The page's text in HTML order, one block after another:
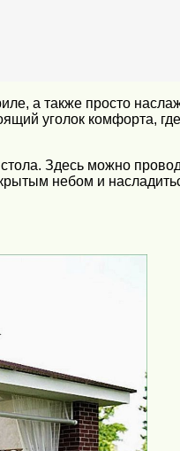
а также просто
уголок комфорта,
Здесь можно
небом и